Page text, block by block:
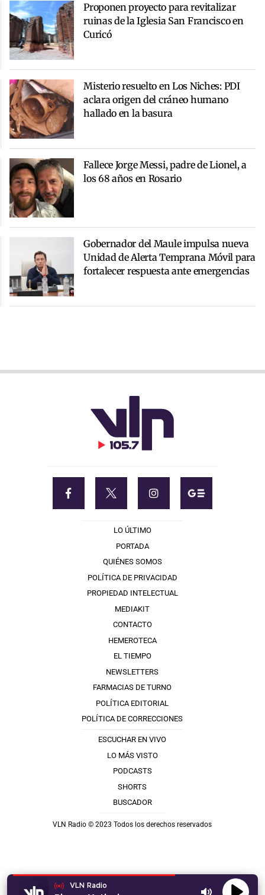
Proponen proyecto para revitalizar
ruinas de la Iglesia San Francisco en
Curicó
Misterio resuelto en Los Niches: PDI
aclara origen del cráneo humano
hallado en la basura
Fallece Jorge Messi, padre de Lionel, a
los 68 años en Rosario
Gobernador del Maule impulsa nueva
Unidad de Alerta Temprana Móvil para
fortalecer respuesta ante emergencias
VLN Radio
LO ÚLTIMO
PORTADA
QUIÉNES SOMOS
POLÍTICA DE PRIVACIDAD
PROPIEDAD INTELECTUAL
MEDIAKIT
CONTACTO
HEMEROTECA
EL TIEMPO
NEWSLETTERS
FARMACIAS DE TURNO
POLÍTICA EDITORIAL
POLÍTICA DE CORRECCIONES
ESCUCHAR EN VIVO
LO MÁS VISTO
PODCASTS
SHORTS
BUSCADOR
VLN Radio © 2023 Todos los derechos reservados